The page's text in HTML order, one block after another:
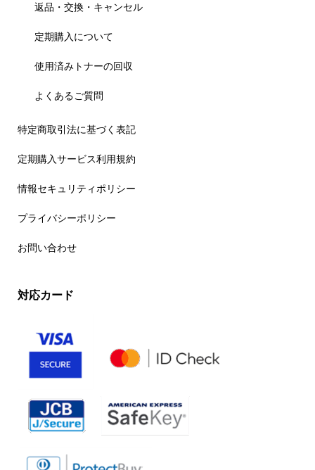
返品・交換・キャンセル
定期購入について
使用済みトナーの回収
よくあるご質問
特定商取引法に基づく表記
定期購入サービス利用規約
情報セキュリティポリシー
プライバシーポリシー
お問い合わせ
対応カード